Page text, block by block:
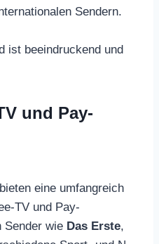
Sendern.
ist beeindruckend und
und Pay-
eine umfangreich
TV und Pay-
Sender wie Das Erste,